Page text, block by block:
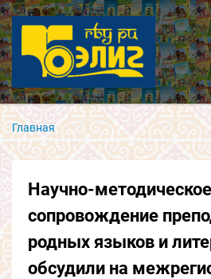
Главная
Научно-методическое
сопровождение
родных языков и
обсудили на